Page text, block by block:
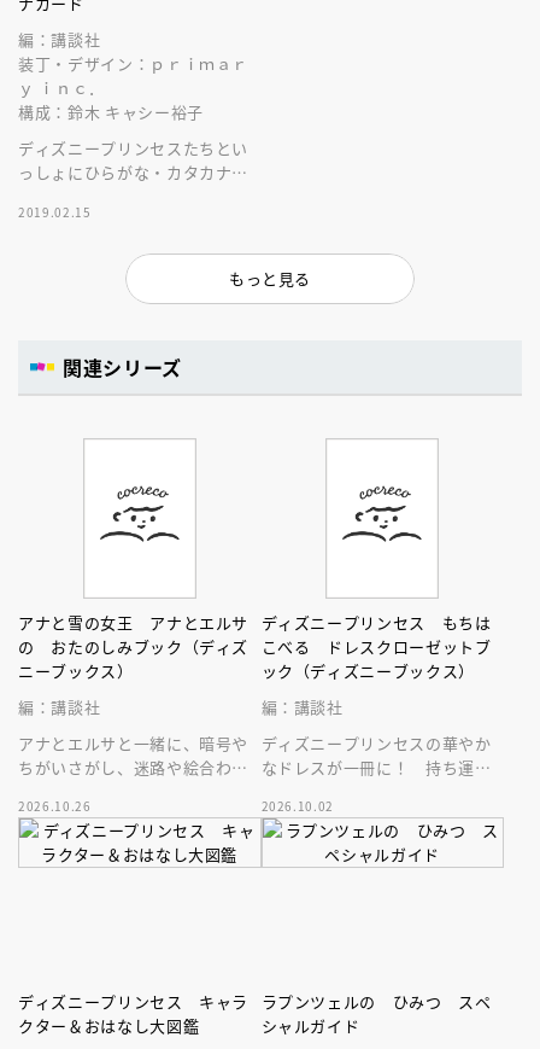
編：講談社
装丁・デザイン：ｐｒｉｍａｒ
ｙ ｉｎｃ．
構成：鈴木 キャシー裕子
ディズニープリンセスたちとい
っしょにひらがな・カタカナを
ルにあわせて５つの遊びが楽し
2019.02.15
もっと見る
関連シリーズ
アナと雪の女王 アナとエルサ
の おたのしみブック（ディズ
ニーブックス）
編：講談社
アナとエルサと一緒に、暗号や
ちがいさがし、迷路や絵合わせ
けにもおうち遊びにも♪
2026.10.26
ディズニープリンセス もちは
こべる ドレスクローゼットブ
ック（ディズニーブックス）
編：講談社
ディズニープリンセスの華やか
なドレスが一冊に！ 持ち運び
本。扉を開いて素敵なドレスの
世界へ♪
2026.10.02
ディズニープリンセス キャラ
クター＆おはなし大図鑑
ラプンツェルの ひみつ スペ
シャルガイド